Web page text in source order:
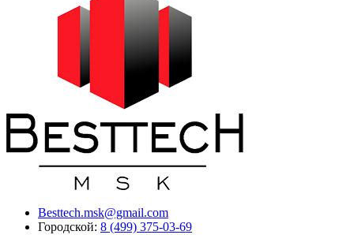
Besttech.msk@gmail.com
Городской: 8 (499) 375-03-69